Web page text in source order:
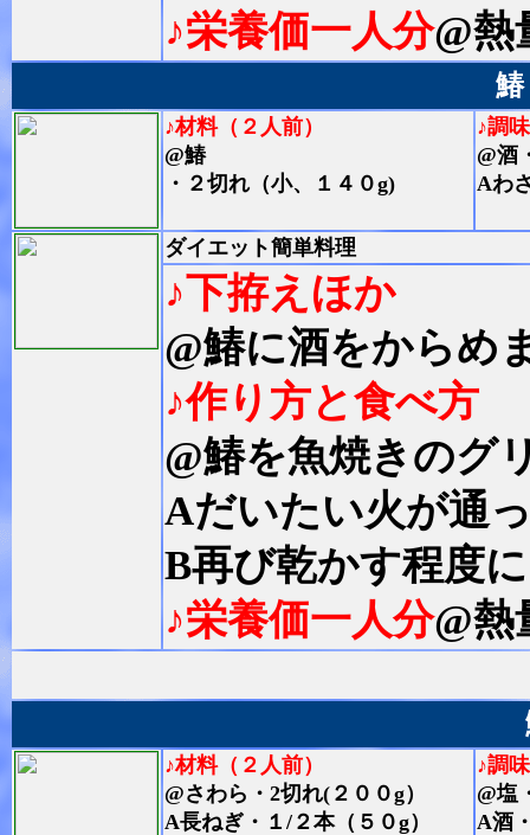
♪栄養価一人分@熱
♪材料（２人前）
@鰆
・２切れ（小、１４０g)
♪調
@酒
Aわ
ダイエット簡単料理
♪下拵えほか
@鰆に酒をからめ
♪作り方と食べ方
@鰆を魚焼きのグ
Aだいたい火が通
B再び乾かす程度
♪栄養価一人分@熱
♪材料（２人前）
@さわら・2切れ(２００g）
A長ねぎ・１/２本（５０g）
♪調
@塩
A酒